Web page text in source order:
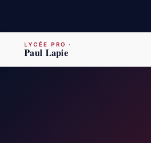
LYCÉE PRO ·
Paul Lapie